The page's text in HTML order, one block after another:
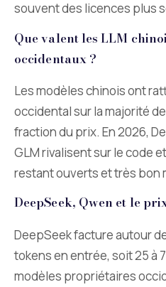
souvent des licences plus
Que valent les LLM
occidentaux ?
Les modèles chinois ont
occidental sur la majorité
fraction du prix. En 2026,
GLM rivalisent sur le code
restant ouverts et très bon
DeepSeek, Qwen et le
DeepSeek facture autour
tokens en entrée, soit 25 à
modèles propriétaires